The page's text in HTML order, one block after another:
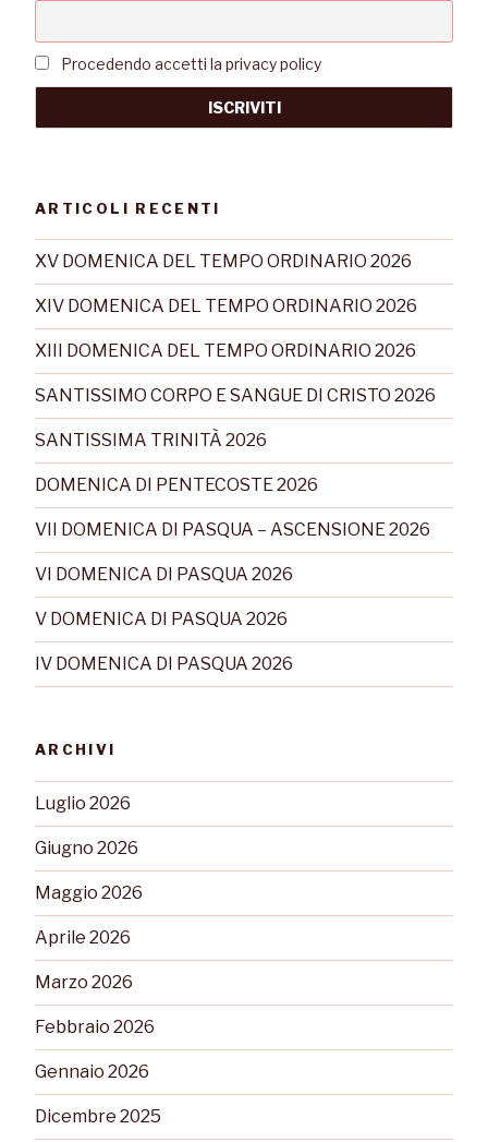
Procedendo accetti la privacy policy
ARTICOLI RECENTI
XV DOMENICA DEL TEMPO ORDINARIO 2026
XIV DOMENICA DEL TEMPO ORDINARIO 2026
XIII DOMENICA DEL TEMPO ORDINARIO 2026
SANTISSIMO CORPO E SANGUE DI CRISTO 2026
SANTISSIMA TRINITÀ 2026
DOMENICA DI PENTECOSTE 2026
VII DOMENICA DI PASQUA – ASCENSIONE 2026
VI DOMENICA DI PASQUA 2026
V DOMENICA DI PASQUA 2026
IV DOMENICA DI PASQUA 2026
ARCHIVI
Luglio 2026
Giugno 2026
Maggio 2026
Aprile 2026
Marzo 2026
Febbraio 2026
Gennaio 2026
Dicembre 2025